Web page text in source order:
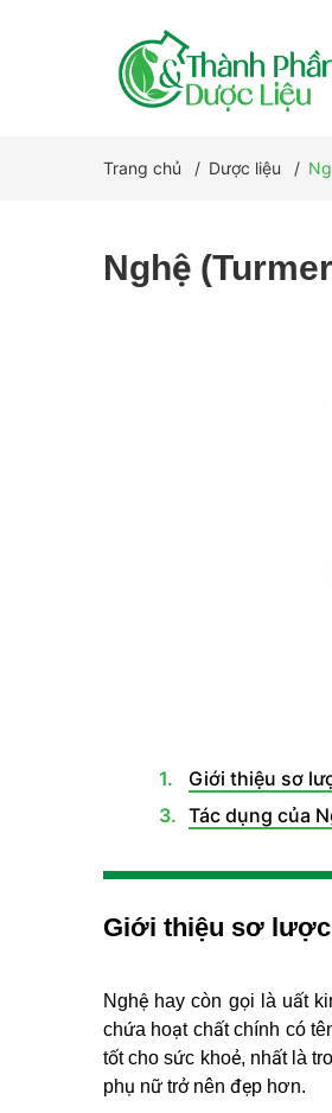
Trang chủ / Dược liệu /
Nghệ
Giới thiệu sơ
Tác dụng của
Giới thiệu sơ lược
Nghệ hay còn gọi là uất
chứa hoạt chất chính có
tốt cho sức khoẻ, nhất là
phụ nữ trở nên đẹp hơn.